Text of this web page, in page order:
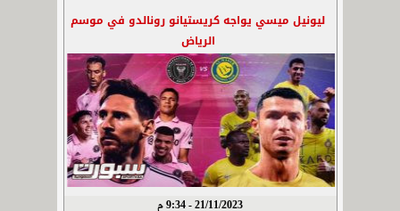
ليونيل ميسي يواجه كريستيانو رونالدو في موسم
الرياض
21/11/2023 - 9:34 م